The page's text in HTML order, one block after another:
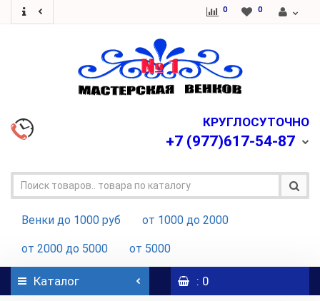
0 0
КРУГЛОСУТОЧНО
+7 (977)617-54-87
Венки до 1000 руб от 1000 до 2000
от 2000 до 5000 от 5000
Каталог : 0